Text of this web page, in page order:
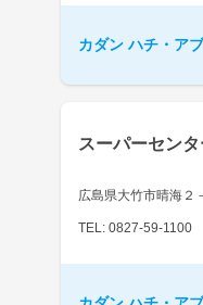
カダン ハチ・ア
スーパーセン
広島県大竹市晴海２
TEL: 0827-59-1100